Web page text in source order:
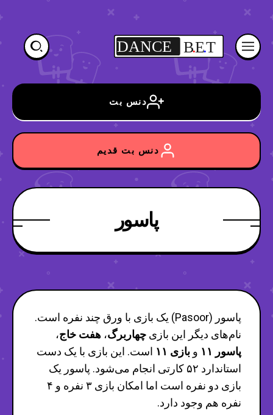
DANCE B.E.T
دنس بت
دنس بت قدیم
پاسور
پاسور (Pasoor) یک بازی با ورق چند نفره است.
نام‌های دیگر این بازی چهاربرگ، هفت خاج،
پاسور ۱۱
و بازی ۱۱
است. این بازی با یک دست
استاندارد ۵۲ کارتی انجام می‌شود. پاسور یک
بازی دو نفره است اما امکان بازی ۳ نفره و ۴
نفره هم وجود دارد.